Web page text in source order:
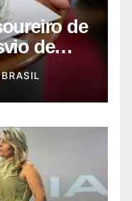
de
de